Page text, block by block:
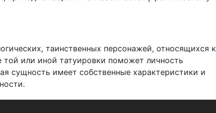
таинственных персонажей, относящихся к
той или иной татуировки поможет личность
сущность имеет собственные характеристики и